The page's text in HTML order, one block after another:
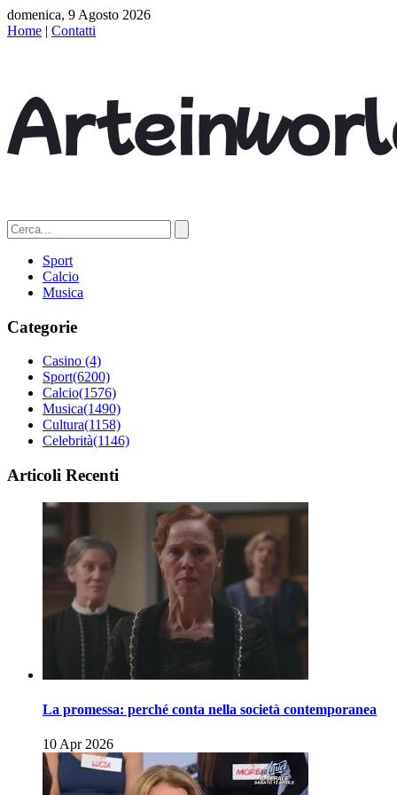
domenica, 9 Agosto 2026
Home | Contatti
Sport
Calcio
Musica
Categorie
Casino (4)
Sport(6200)
Calcio(1576)
Musica(1490)
Cultura(1158)
Celebrità(1146)
Articoli Recenti
La promessa: perché conta nella società contemporanea
10 Apr 2026